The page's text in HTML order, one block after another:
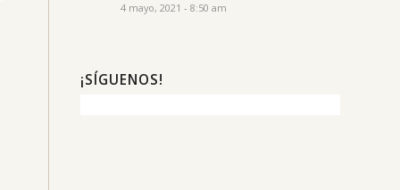
4 mayo, 2021 - 8:50 am
¡SÍGUENOS!